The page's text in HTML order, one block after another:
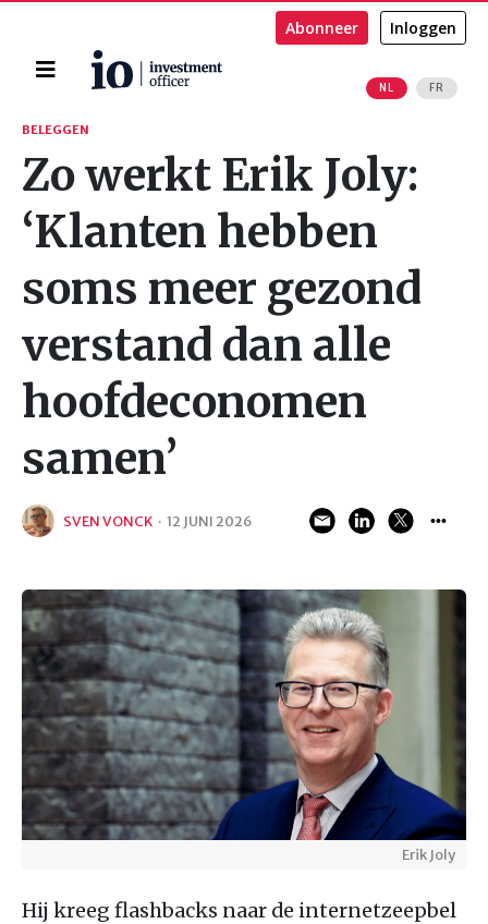
Home
NL FR
Abonneer Inloggen
Zoeken
BELEGGEN
Zo werkt Erik Joly:
‘Klanten hebben
soms meer gezond
verstand dan alle
hoofdeconomen
samen’
SVEN VONCK · 12 JUNI 2026
Erik Joly
Hij kreeg flashbacks naar de internetzeepbel